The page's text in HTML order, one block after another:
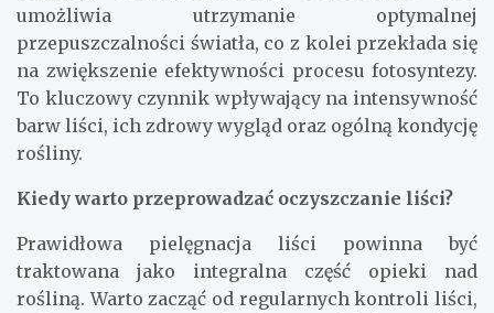
umożliwia utrzymanie optymalnej
przepuszczalności światła, co z kolei przekłada się
na zwiększenie efektywności procesu fotosyntezy.
To kluczowy czynnik wpływający na intensywność
barw liści, ich zdrowy wygląd oraz ogólną kondycję
rośliny.
Kiedy warto przeprowadzać oczyszczanie liści?
Prawidłowa pielęgnacja liści powinna być
traktowana jako integralna część opieki nad
rośliną. Warto zacząć od regularnych kontroli liści,